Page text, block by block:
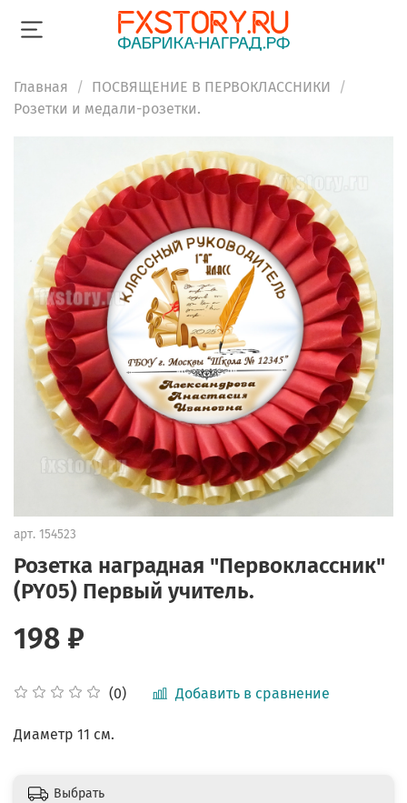
Главная
ПОСВЯЩЕНИЕ В ПЕРВОКЛАССНИКИ
Розетки и медали-розетки.
арт. 154523
Розетка наградная "Первоклассник"
(PY05) Первый учитель.
(0) Добавить в сравнение
198 ₽
Диаметр 11 см.
Выбрать